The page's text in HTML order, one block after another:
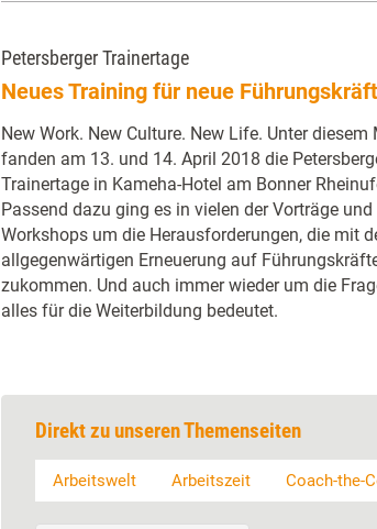
Petersberger Trainertage
Neues Training für neue
New Work. New Culture. New Life. Unter diesem
fanden am 13. und 14. April 2018 die
Trainertage in Kameha-Hotel am Bonner
Passend dazu ging es in vielen der Vorträge und
Workshops um die Herausforderungen, die mit
allgegenwärtigen Erneuerung auf
zukommen. Und auch immer wieder um die
alles für die Weiterbildung bedeutet.
Direkt zu unseren Themenseiten
Arbeitswelt Arbeitszeit Coach-the-